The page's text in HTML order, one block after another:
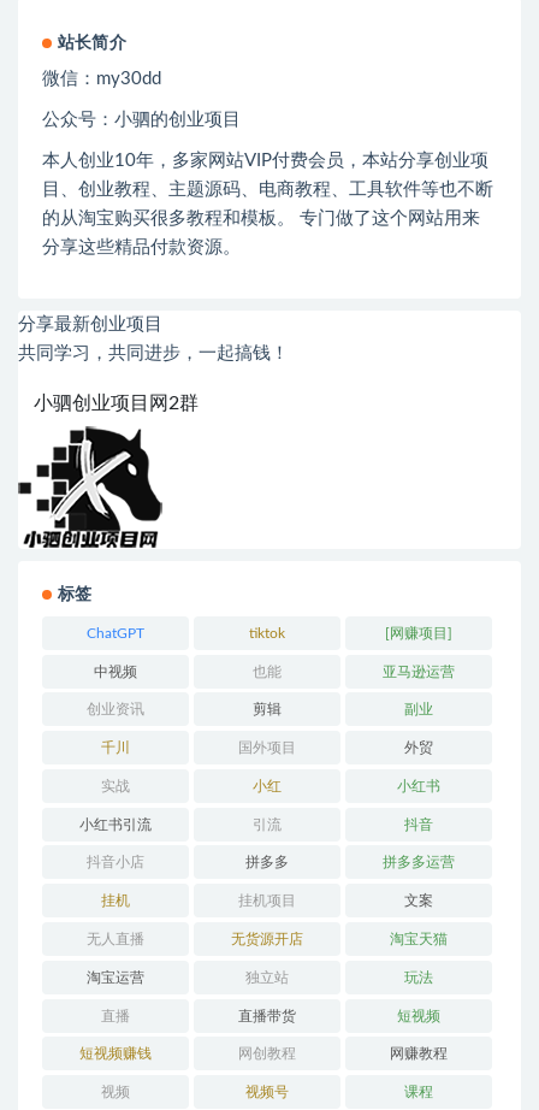
站长简介
微信： my30dd
公众号：小驷的创业项目
本人创业10年，多家网站VIP付费会员，本站分享创业项
目、创业教程、主题源码、电商教程、工具软件等也不断
的从淘宝购买很多教程和模板。 专门做了这个网站用来
分享这些精品付款资源。
分享最新创业项目
共同学习，共同进步，一起搞钱！
小驷创业项目网2群
标签
ChatGPT tiktok [网赚项目]
中视频 也能 亚马逊运营
创业资讯 剪辑 副业
千川 国外项目 外贸
实战 小红 小红书
小红书引流 引流 抖音
抖音小店 拼多多 拼多多运营
挂机 挂机项目 文案
无人直播 无货源开店 淘宝天猫
淘宝运营 独立站 玩法
直播 直播带货 短视频
短视频赚钱 网创教程 网赚教程
视频 视频号 课程